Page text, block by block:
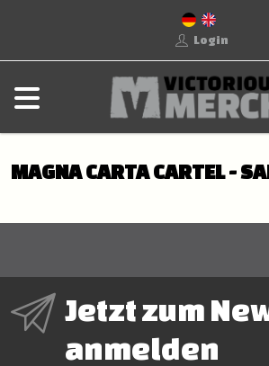
Login
MAGNA CARTA CARTEL -
Jetzt zum
anmelden